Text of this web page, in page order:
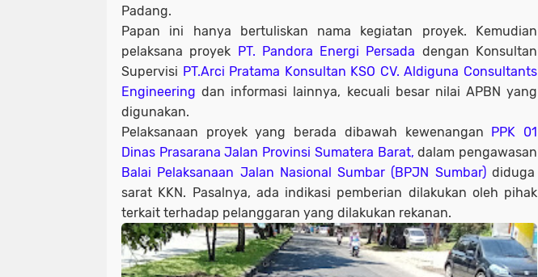
Padang.
Papan ini hanya bertuliskan nama kegiatan proyek. Kemudian
pelaksana proyek PT. Pandora Energi Persada dengan Konsultan
Supervisi PT.Arci Pratama Konsultan KSO CV. Aldiguna Consultants
Engineeringdan informasi lainnya, kecuali besar nilai APBN yang
digunakan.
Pelaksanaan proyek yang berada dibawah kewenangan PPK 01
Dinas Prasarana Jalan Provinsi Sumatera Barat,dalam pengawasan
Balai Pelaksanaan Jalan Nasional Sumbar (BPJN Sumbar) diduga
sarat KKN. Pasalnya, ada indikasi pemberian dilakukan oleh pihak
terkait terhadap pelanggaran yang dilakukan rekanan.